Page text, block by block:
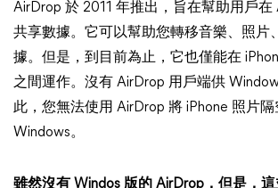
AirDrop 於 2011 年推出，旨在幫助用戶在
共享數據。它可以幫助您轉移音樂、照片
據。但是，到目前為止，它也僅能在
之間運作。沒有 AirDrop 用戶端供
此，您無法使用 AirDrop 將 iPhone 照片隔
Windows。
雖然沒有 Windos 版的 AirDrop，但是，